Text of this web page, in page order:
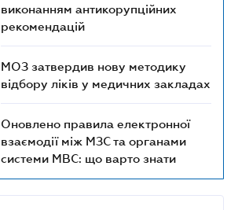
виконанням антикорупційних
рекомендацій
МОЗ затвердив нову методику
відбору ліків у медичних закладах
Оновлено правила електронної
взаємодії між МЗС та органами
системи МВС: що варто знати